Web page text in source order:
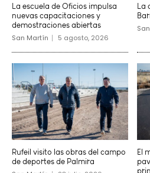
La escuela de Oficios impulsa
nuevas capacitaciones y
demostraciones abiertas
San Martín 5 agosto, 2026
La
Rufeil visito las obras del campo
de deportes de Palmira
El